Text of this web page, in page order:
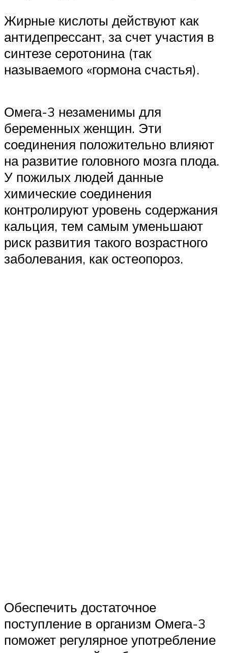
Жирные кислоты действуют как
антидепрессант, за счет участия в
синтезе серотонина (так
называемого «гормона счастья).
Омега-3 незаменимы для
беременных женщин. Эти
соединения положительно влияют
на развитие головного мозга плода.
У пожилых людей данные
химические соединения
контролируют уровень содержания
кальция, тем самым уменьшают
риск развития такого возрастного
заболевания, как остеопороз.
Обеспечить достаточное
поступление в организм Омега-3
поможет регулярное употребление